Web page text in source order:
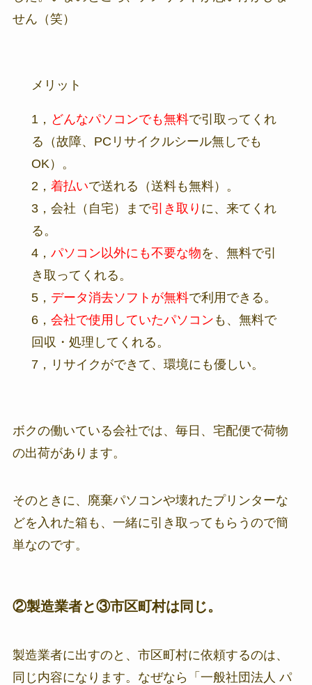
せん（笑）
メリット
1， どんなパソコンでも無料で引取ってくれ
る（故障、PCリサイクルシール無しでも
OK）。
2， 着払いで送れる（送料も無料）。
3，会社（自宅）まで引き取り に、来てくれ
る。
4， パソコン以外にも不要な物を、無料で引
き取ってくれる。
5， データ消去ソフトが無料で利用できる。
6， 会社で使用していたパソコン も、無料で
回収・処理してくれる。
7，リサイクができて、環境にも優しい。
ボクの働いている会社では、毎日、宅配便で荷物
の出荷があります。
そのときに、廃棄パソコンや壊れたプリンターな
どを入れた箱も、一緒に引き取ってもらうので簡
単なのです。
②製造業者と③市区町村は同じ。
製造業者に出すのと、市区町村に依頼するのは、
同じ内容になります。なぜなら「一般社団法人 パ